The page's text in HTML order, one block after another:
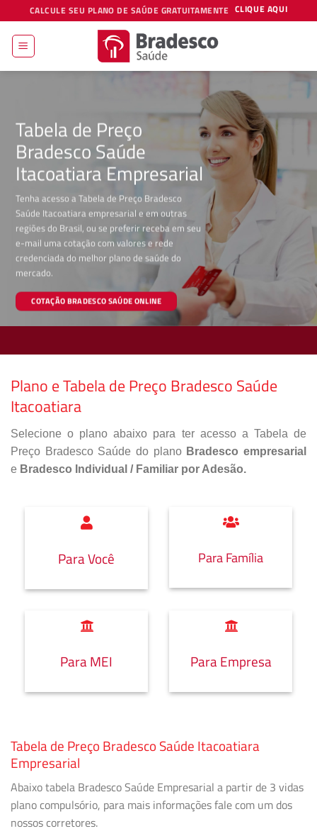
to
content
CALCULE SEU PLANO DE SAÚDE GRATUITAMENTE CLIQUE AQUI
Tabela de Preço
Bradesco Saúde
Itacoatiara Empresarial
Tenha acesso a Tabela de Preço Bradesco
Saúde Itacoatiara empresarial e em outras
regiões do Brasil, ou se preferir receba em seu
e-mail uma cotação com valores e rede
credenciada do melhor plano de saúde do
mercado.
COTAÇÃO BRADESCO SAÚDE ONLINE
Plano e Tabela de Preço Bradesco Saúde
Itacoatiara
Selecione o plano abaixo para ter acesso a Tabela de
Preço Bradesco Saúde do plano Bradesco empresarial
e Bradesco Individual / Familiar por Adesão.
Para Você Para Família
Para MEI Para Empresa
Tabela de Preço Bradesco Saúde Itacoatiara
Empresarial
Abaixo tabela Bradesco Saúde Empresarial a partir de 3 vidas
plano compulsório, para mais informações fale com um dos
nossos corretores.